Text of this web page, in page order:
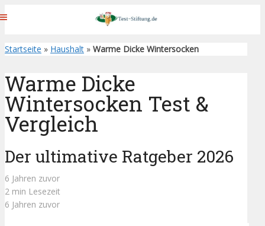
Startseite » Haushalt » Warme Dicke Wintersocken
Warme Dicke
Wintersocken Test &
Vergleich
Der ultimative Ratgeber 2026
6 Jahren zuvor
2 min Lesezeit
6 Jahren zuvor